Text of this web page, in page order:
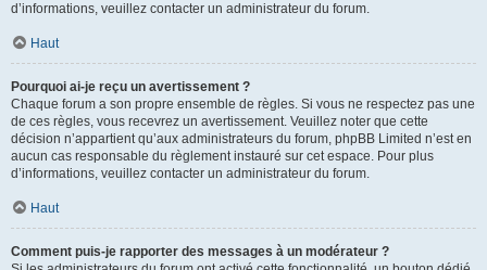
d’informations, veuillez contacter un administrateur du forum.
Haut
Pourquoi ai-je reçu un avertissement ?
Chaque forum a son propre ensemble de règles. Si vous ne respectez pas une
de ces règles, vous recevrez un avertissement. Veuillez noter que cette
décision n’appartient qu’aux administrateurs du forum, phpBB Limited n’est en
aucun cas responsable du règlement instauré sur cet espace. Pour plus
d’informations, veuillez contacter un administrateur du forum.
Haut
Comment puis-je rapporter des messages à un modérateur ?